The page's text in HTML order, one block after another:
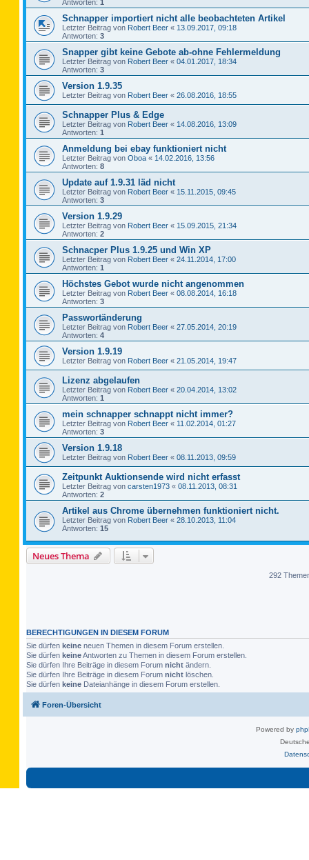
Antworten: 1
Schnapper importiert nicht alle beobachteten Artikel
Letzter Beitrag von Robert Beer « 13.09.2017, 09:18
Antworten: 3
Snapper gibt keine Gebote ab-ohne Fehlermeldung
Letzter Beitrag von Robert Beer « 04.01.2017, 18:34
Antworten: 3
Version 1.9.35
Letzter Beitrag von Robert Beer « 26.08.2016, 18:55
Schnapper Plus & Edge
Letzter Beitrag von Robert Beer « 14.08.2016, 13:09
Antworten: 1
Anmeldung bei ebay funktioniert nicht
Letzter Beitrag von Oboa « 14.02.2016, 13:56
Antworten: 8
Update auf 1.9.31 läd nicht
Letzter Beitrag von Robert Beer « 15.11.2015, 09:45
Antworten: 3
Version 1.9.29
Letzter Beitrag von Robert Beer « 15.09.2015, 21:34
Antworten: 2
Schnacper Plus 1.9.25 und Win XP
Letzter Beitrag von Robert Beer « 24.11.2014, 17:00
Antworten: 1
Höchstes Gebot wurde nicht angenommen
Letzter Beitrag von Robert Beer « 08.08.2014, 16:18
Antworten: 3
Passwortänderung
Letzter Beitrag von Robert Beer « 27.05.2014, 20:19
Antworten: 4
Version 1.9.19
Letzter Beitrag von Robert Beer « 21.05.2014, 19:47
Lizenz abgelaufen
Letzter Beitrag von Robert Beer « 20.04.2014, 13:02
Antworten: 1
mein schnapper schnappt nicht immer?
Letzter Beitrag von Robert Beer « 11.02.2014, 01:27
Antworten: 3
Version 1.9.18
Letzter Beitrag von Robert Beer « 08.11.2013, 09:59
Zeitpunkt Auktionsende wird nicht erfasst
Letzter Beitrag von carsten1973 « 08.11.2013, 08:31
Antworten: 2
Artikel aus Chrome übernehmen funktioniert nicht.
Letzter Beitrag von Robert Beer « 28.10.2013, 11:04
Antworten: 15
Neues Thema
292
BERECHTIGUNGEN IN DIESEM FORUM
Sie dürfen keine neuen Themen in diesem Forum erstellen.
Sie dürfen keineAntworten zu Themen in diesem Forum erstellen.
Sie dürfen Ihre Beiträge in diesem Forum nicht ändern.
Sie dürfen Ihre Beiträge in diesem Forum nicht löschen.
Sie dürfen keine Dateianhänge in diesem Forum erstellen.
Foren-Übersicht
Powered by